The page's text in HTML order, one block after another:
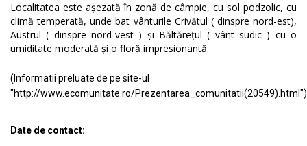
Localitatea este așezată în zonă de câmpie, cu sol podzolic, cu
climă temperată, unde bat vânturile Crivătul ( dinspre nord-est),
Austrul ( dinspre nord-vest ) și Băltărețul ( vânt sudic ) cu o
umiditate moderată și o floră impresionantă.
(Informatii preluate de pe site-ul
"http://www.ecomunitate.ro/Prezentarea_comunitatii(20549).html")
Date de contact: